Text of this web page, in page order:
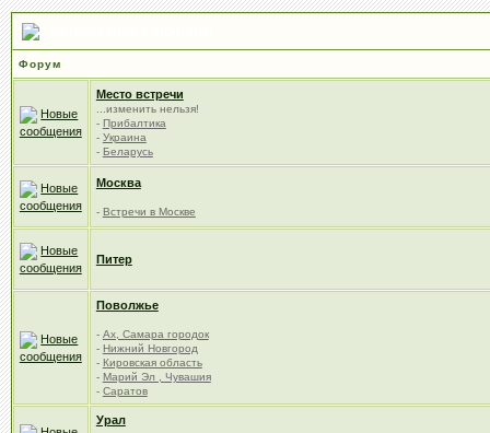
Форум
Место встречи
...изменить нельзя!
- Прибалтика
- Украина
- Беларусь
Москва
- Встречи в Москве
Питер
Поволжье
- Ах, Самара городок
- Нижний Новгород
- Кировская область
- Марий Эл , Чувашия
- Саратов
Урал